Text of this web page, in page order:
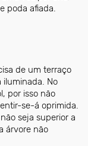
poda afiada.
de um terraço
iluminada. No
por isso não
se-á oprimida.
seja superior a
árvore não